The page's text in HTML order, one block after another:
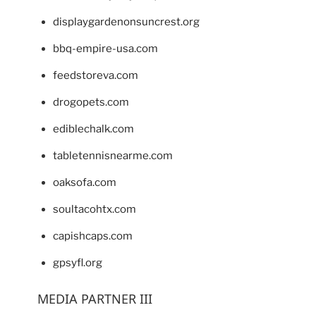
displaygardenonsuncrest.org
bbq-empire-usa.com
feedstoreva.com
drogopets.com
ediblechalk.com
tabletennisnearme.com
oaksofa.com
soultacohtx.com
capishcaps.com
gpsyfl.org
MEDIA PARTNER III